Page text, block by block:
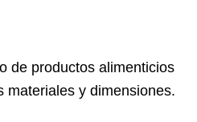
de productos alimenticios
materiales y dimensiones.